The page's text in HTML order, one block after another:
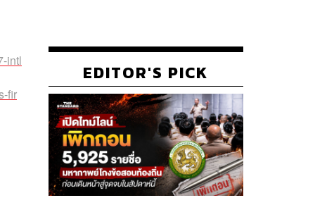
intl
fir
EDITOR'S PICK